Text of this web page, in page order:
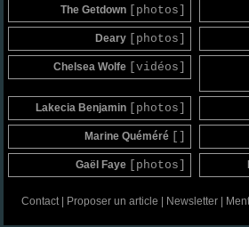
The Getdown [photos]
Deary [photos]
Chelsea Wolfe [vidéos]
Lakecia Benjamin [photos]
Marine Quéméré
Gaël Faye [photos]
Contact| Proposer un article Newsletter|